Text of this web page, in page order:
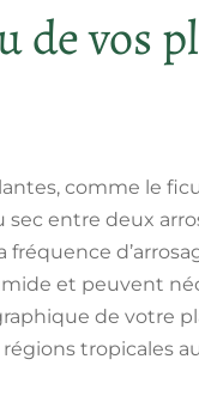
de vos
comme le
entre deux
et peuvent
de votre
tropicales